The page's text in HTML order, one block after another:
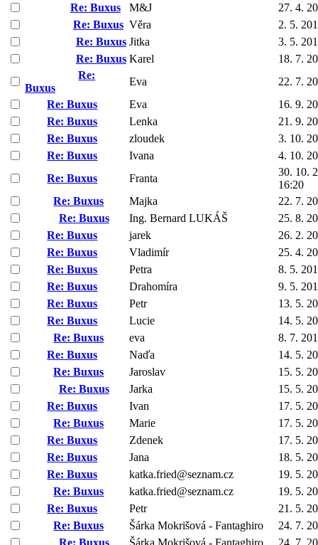
Re: Buxus
M&J
27. 4.
Re: Buxus Věra
2. 5.
Re: Buxus Jitka
3. 5.
Re: Buxus Karel
18. 7.
Re:
Buxus
Eva
22. 7.
Re: Buxus
Eva
16. 9.
Re: Buxus
Lenka
21. 9.
Re: Buxus
zloudek
3. 10.
Re: Buxus
Ivana
4. 10.
Re: Buxus
Franta
30. 10.
16:20
Re: Buxus
Majka
22. 7.
Re: Buxus
Ing. Bernard LUKÁŠ
25. 8.
Re: Buxus
jarek
26. 2.
Re: Buxus
Vladimír
25. 4.
Re: Buxus
Petra
8. 5.
Re: Buxus
Drahomíra
9. 5.
Re: Buxus
Petr
13. 5.
Re: Buxus
Lucie
14. 5.
Re: Buxus
eva
8. 7.
Re: Buxus
Naďa
14. 5.
Re: Buxus
Jaroslav
15. 5.
Re: Buxus
Jarka
15. 5.
Re: Buxus
Ivan
17. 5.
Re: Buxus
Marie
17. 5.
Re: Buxus
Zdenek
17. 5.
Re: Buxus
Jana
18. 5.
Re: Buxus
katka.fried@seznam.cz
19. 5.
Re: Buxus
katka.fried@seznam.cz
19. 5.
Re: Buxus
Petr
21. 5.
Re: Buxus
Šárka Mokrišová - Fantaghiro
24. 7.
Re: Buxus
Šárka Mokrišová - Fantaghiro 24. 7.